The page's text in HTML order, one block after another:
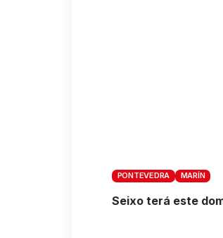
PONTEVEDRA MARÍN
Seixo terá este